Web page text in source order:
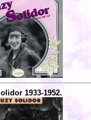
1933-1952.